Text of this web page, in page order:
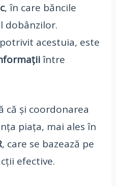
, în care băncile
dobânzilor.
acestuia, este
între
că și coordonarea
piața, mai ales în
, care se bazează pe
efective.